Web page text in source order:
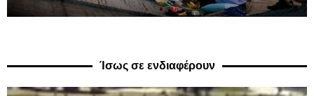
Ίσως σε ενδιαφέρουν